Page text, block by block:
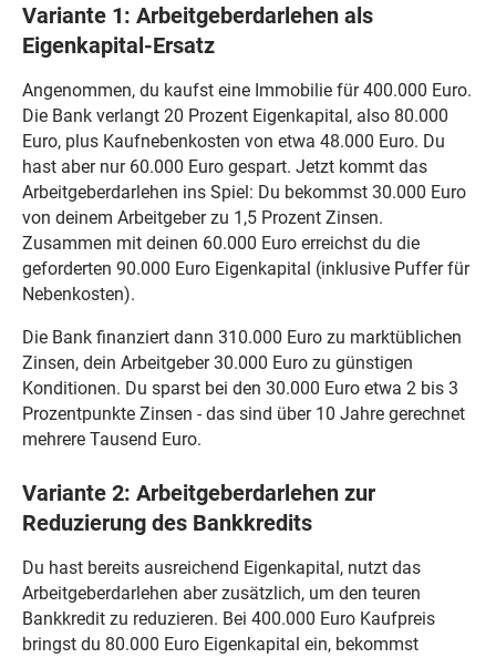
Variante 1: Arbeitgeberdarlehen als
Eigenkapital-Ersatz
Angenommen, du kaufst eine Immobilie für 400.000 Euro.
Die Bank verlangt 20 Prozent Eigenkapital, also 80.000
Euro, plus Kaufnebenkosten von etwa 48.000 Euro. Du
hast aber nur 60.000 Euro gespart. Jetzt kommt das
Arbeitgeberdarlehen ins Spiel: Du bekommst 30.000 Euro
von deinem Arbeitgeber zu 1,5 Prozent Zinsen.
Zusammen mit deinen 60.000 Euro erreichst du die
geforderten 90.000 Euro Eigenkapital (inklusive Puffer für
Nebenkosten).
Die Bank finanziert dann 310.000 Euro zu marktüblichen
Zinsen, dein Arbeitgeber 30.000 Euro zu günstigen
Konditionen. Du sparst bei den 30.000 Euro etwa 2 bis 3
Prozentpunkte Zinsen - das sind über 10 Jahre gerechnet
mehrere Tausend Euro.
Variante 2: Arbeitgeberdarlehen zur
Reduzierung des Bankkredits
Du hast bereits ausreichend Eigenkapital, nutzt das
Arbeitgeberdarlehen aber zusätzlich, um den teuren
Bankkredit zu reduzieren. Bei 400.000 Euro Kaufpreis
bringst du 80.000 Euro Eigenkapital ein, bekommst